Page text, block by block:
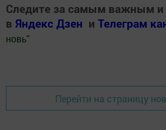
Следите за самым важным
в Яндекс Дзен и Телеграм
новь"
Перейти на страницу